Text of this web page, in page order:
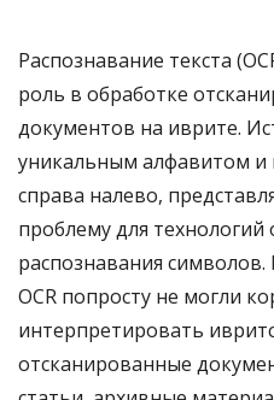
Распознавание текста
роль в обработке
документов на иврите.
уникальным алфавитом и
справа налево,
проблему для технологий
распознавания
OCR попросту не могли
интерпретировать
отсканированные